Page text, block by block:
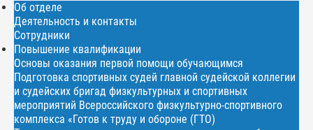
Об отделе
Деятельность и контакты
Сотрудники
Повышение квалификации
Основы оказания первой помощи обучающимся
Подготовка спортивных судей главной судейской коллегии
и судейских бригад физкультурных и спортивных
мероприятий Всероссийского физкультурно-спортивного
комплекса «Готов к труду и обороне (ГТО)